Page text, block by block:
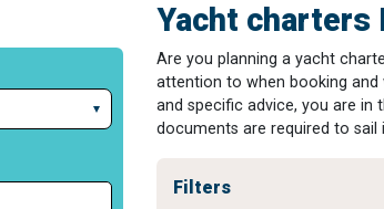
Yacht charters
Are you planning a yacht
attention to when booking
and specific advice, you are in
documents are required to sail
Filters